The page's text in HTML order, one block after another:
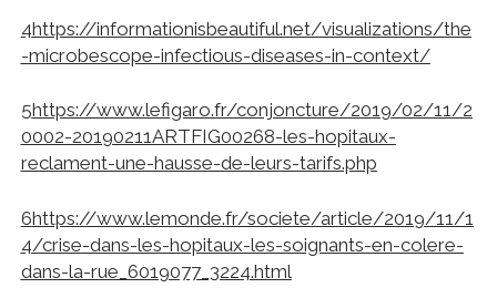
4https://informationisbeautiful.net/visualizations/the
-microbescope-infectious-diseases-in-context/
5https://www.lefigaro.fr/conjoncture/2019/02/11/2
0002-20190211ARTFIG00268-les-hopitaux-
reclament-une-hausse-de-leurs-tarifs.php
6https://www.lemonde.fr/societe/article/2019/11/1
4/crise-dans-les-hopitaux-les-soignants-en-colere-
dans-la-rue_6019077_3224.html